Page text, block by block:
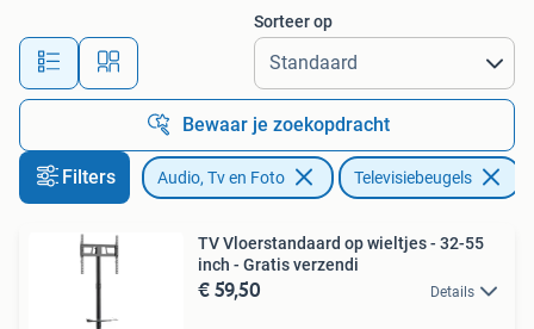
Alle afstanden…
Sorteer op
Bewaar je zoekopdracht
Filters Audio, Tv en Foto Televisiebeugels
TV Vloerstandaard op wieltjes - 32-55
inch - Gratis verzendi
€ 59,50 Details